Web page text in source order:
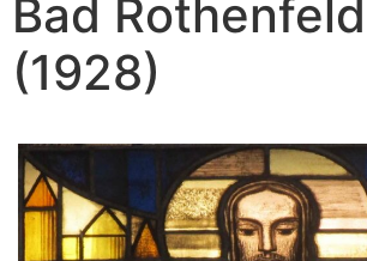
Bad
(1928)